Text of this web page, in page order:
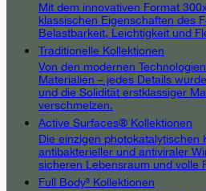
Mit dem innovativen Format
klassischen Eigenschaften des
Belastbarkeit, Leichtigkeit und
Traditionelle Kollektionen
Von den modernen
Materialien – jedes Details
und die Solidität erstklassiger
verschmelzen.
Active Surfaces® Kollektionen
Die einzigen photokatalytischen
antibakterieller und antiviraler
sicheren Lebensraum und volle
Full Body³ Kollektionen